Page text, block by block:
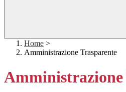
Home >
Amministrazione Trasparente
Amministrazione